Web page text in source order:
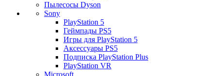
Пылесосы Dyson
Sony
PlayStation 5
Геймпады PS5
Игры для PlayStation 5
Аксессуары PS5
Подписка PlayStation Plus
PlayStation VR